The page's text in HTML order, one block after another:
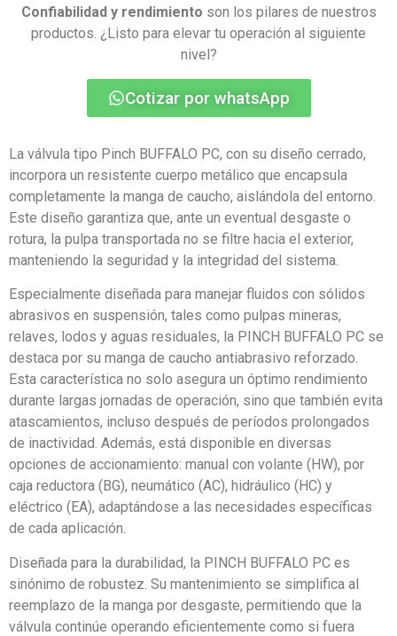
Confiabilidad y rendimiento son los pilares de nuestros
productos. ¿Listo para elevar tu operación al siguiente
nivel?
Cotizar por whatsApp
La válvula tipo Pinch BUFFALO PC, con su diseño cerrado,
incorpora un resistente cuerpo metálico que encapsula
completamente la manga de caucho, aislándola del entorno.
Este diseño garantiza que, ante un eventual desgaste o
rotura, la pulpa transportada no se filtre hacia el exterior,
manteniendo la seguridad y la integridad del sistema.
Especialmente diseñada para manejar fluidos con sólidos
abrasivos en suspensión, tales como pulpas mineras,
relaves, lodos y aguas residuales, la PINCH BUFFALO PC se
destaca por su manga de caucho antiabrasivo reforzado.
Esta característica no solo asegura un óptimo rendimiento
durante largas jornadas de operación, sino que también evita
atascamientos, incluso después de períodos prolongados
de inactividad. Además, está disponible en diversas
opciones de accionamiento: manual con volante (HW), por
caja reductora (BG), neumático (AC), hidráulico (HC) y
eléctrico (EA), adaptándose a las necesidades específicas
de cada aplicación.
Diseñada para la durabilidad, la PINCH BUFFALO PC es
sinónimo de robustez. Su mantenimiento se simplifica al
reemplazo de la manga por desgaste, permitiendo que la
válvula continúe operando eficientemente como si fuera